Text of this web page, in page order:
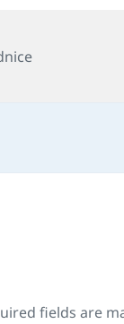
fields are